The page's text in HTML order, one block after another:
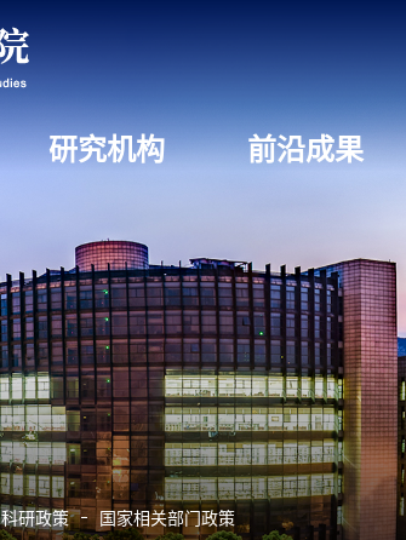
研究机构 前沿成果
科研政策 国家相关部门政策